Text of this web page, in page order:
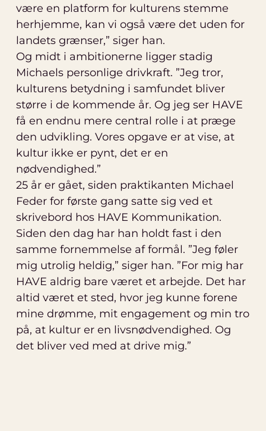
være en platform for kulturens stemme
herhjemme, kan vi også være det uden for
landets grænser,” siger han.
Og midt i ambitionerne ligger stadig
Michaels personlige drivkraft. ”Jeg tror,
kulturens betydning i samfundet bliver
større i de kommende år. Og jeg ser HAVE
få en endnu mere central rolle i at præge
den udvikling. Vores opgave er at vise, at
kultur ikke er pynt, det er en
nødvendighed.”
25 år er gået, siden praktikanten Michael
Feder for første gang satte sig ved et
skrivebord hos HAVE Kommunikation.
Siden den dag har han holdt fast i den
samme fornemmelse af formål. ”Jeg føler
mig utrolig heldig,” siger han. ”For mig har
HAVE aldrig bare været et arbejde. Det har
altid været et sted, hvor jeg kunne forene
mine drømme, mit engagement og min tro
på, at kultur er en livsnødvendighed. Og
det bliver ved med at drive mig.”